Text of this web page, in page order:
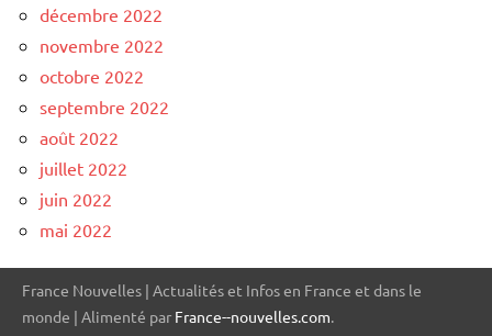
décembre 2022
novembre 2022
octobre 2022
septembre 2022
août 2022
juillet 2022
juin 2022
mai 2022
France Nouvelles | Actualités et Infos en France et dans le
monde | Alimenté par France--nouvelles.com.